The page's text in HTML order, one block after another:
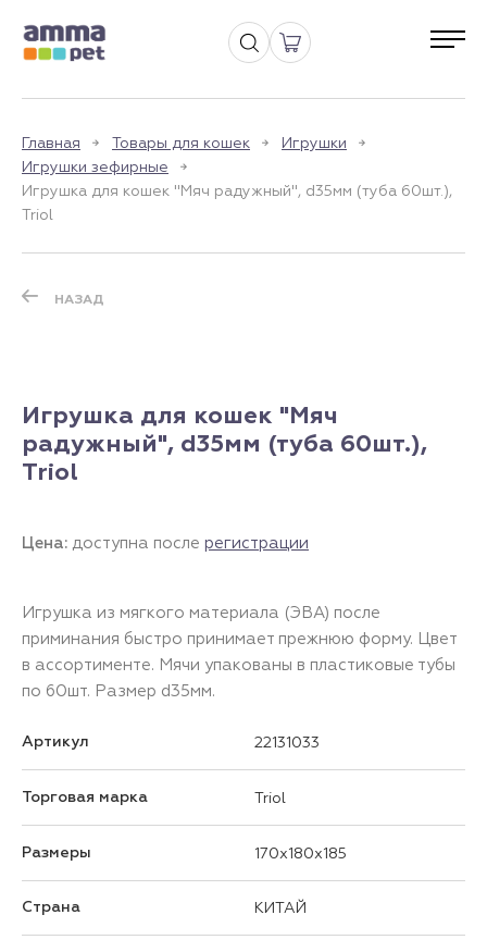
Главная Товары для кошек
Игрушки
Игрушки зефирные
Игрушка для кошек "Мяч радужный", d35мм (туба 60шт.),
Triol
НАЗАД
Игрушка для кошек "Мяч
радужный", d35мм (туба 60шт.),
Triol
Цена: доступна после регистрации
Игрушка из мягкого материала (ЭВА) после
приминания быстро принимает прежнюю форму. Цвет
в ассортименте. Мячи упакованы в пластиковые тубы
по 60шт. Размер d35мм.
Артикул 22131033
Торговая марка Triol
Размеры 170x180x185
Страна КИТАЙ